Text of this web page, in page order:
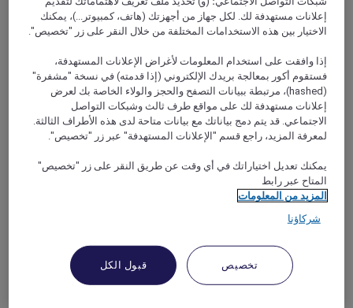
VANVES, فرنسا
Mercure Paris Porte de Versailles Expo Hotel
Welcoming you in its immense atrium bathed in light,
stay with its connecting rooms. Popular with delegates and
professional events with its 18 seminar rooms, total capacity
of 300 people. You can count on our lounge bar and our
restaurant serving French and international dishes.
إعلانات مستهدفة لك. لكل جهاز من أجهزتك (هاتف، كمبيوتر...)، يمكنك
الاختيار بين هذه الاستخدامات المختلفة من خلال النقر على زر "تخصيص".
إذا وافقت على استخدام المعلومات لأغراض الإعلانات المستهدفة،
فستقوم أكور بمعالجة بريدك الإلكتروني (إذا قدمته) في نسخة "مشفرة"
(hashed)، مرتبطة ببيانات التصفح والحجز والولاء الخاصة بك لعرض
إعلانات مستهدفة لك على مواقع طرف ثالث وشبكات التواصل
الاجتماعي. قد يتم دمج بياناتك مع بيانات متاحة لدى هذه الأطراف الثالثة.
لمعرفة المزيد، راجع قسم "الإعلانات المستهدفة" عبر زر "تخصيص".
يمكنك تعديل اختياراتك في أي وقت عن طريق النقر على زر "تخصيص"
المتاح عبر رابط
المزيد من المعلومات
شركاؤنا
تخصيص قبول الكل